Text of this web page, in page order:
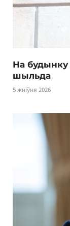
На будынку
шыльда
5 жніўня 2026